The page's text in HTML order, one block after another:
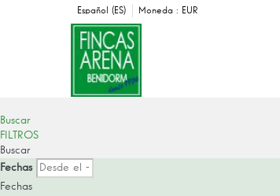
Español (ES) Moneda : EUR
Buscar
FILTROS
Buscar
Fechas
Fechas